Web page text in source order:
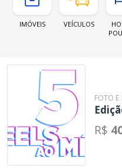
IMÓVEIS VEÍCULOS
FOTO
R$